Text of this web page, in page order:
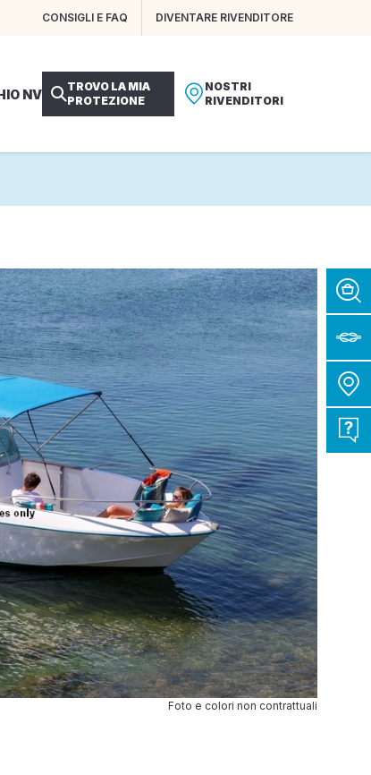
CONSIGLI E FAQ DIVENTARE RIVENDITORE
NV
TROVO LA MIA
PROTEZIONE
NOSTRI
RIVENDITORI
Foto e colori non contrattuali